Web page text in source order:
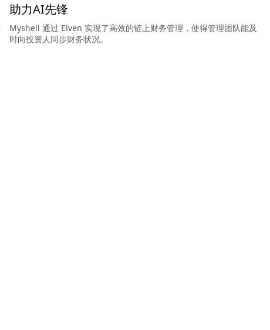
助力AI先锋
Myshell 通过 Elven 实现了高效的链上财务管理，使得管理团队能及
时向投资人同步财务状况。